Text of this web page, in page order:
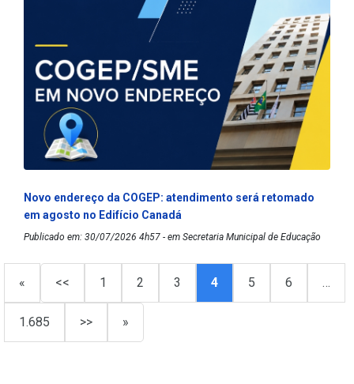
Novo endereço da COGEP: atendimento será retomado
em agosto no Edifício Canadá
Publicado em: 30/07/2026 4h57 - em Secretaria Municipal de Educação
« << 1 2 3 4 5 6 …
1.685 >> »